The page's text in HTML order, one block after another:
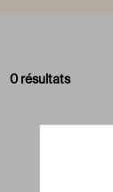
0 résultats